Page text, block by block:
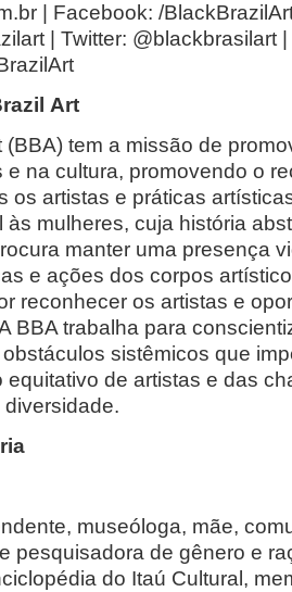
| Facebook: /
| Twitter: @blackbrasilart |
Art
(BBA) tem a missão de
e na cultura, promovendo o
os artistas e práticas
às mulheres, cuja história
manter uma presença
e ações dos corpos
reconhecer os artistas e
BBA trabalha para
sistêmicos que
equitativo de artistas e das
museóloga, mãe,
pesquisadora de gênero e
do Itaú Cultural,